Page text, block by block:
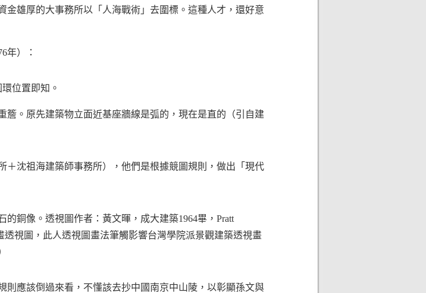
雄厚的大事務所以「人海戰術」去圍標。這種人才，還好意
年）：
位置即知。
簷。原先建築物立面近基座牆線是弧的，現在是直的（引自建
＋沈祖海建築師事務所），他們是根據競圖規則，做出「現代
銅像。透視圖作者：黃文暉，成大建築1964畢，Pratt
透視圖，此人透視圖畫法筆觸影響台灣學院派景觀建築透視畫
則應該倒過來看，不懂該去抄中國南京中山陵，以彰顯孫文與